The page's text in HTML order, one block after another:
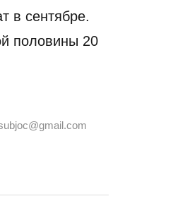
в сентябре.
половины 20